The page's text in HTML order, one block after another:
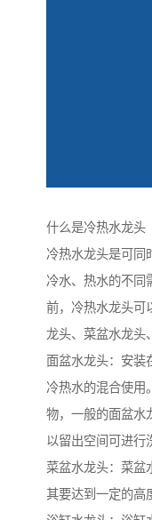
什么是冷热水龙头
冷热水龙头是可同
冷水、热水的不同
前，冷热水龙头可
龙头、菜盆水龙头
面盆水龙头：安装
冷热水的混合使用
物，一般的面盆水
以留出空间可进行
菜盆水龙头：菜盆
其要达到一定的高